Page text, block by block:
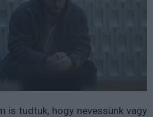
is tudtuk, hogy nevessünk vagy